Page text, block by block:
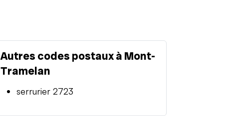
Autres codes postaux à Mont-
Tramelan
serrurier 2723